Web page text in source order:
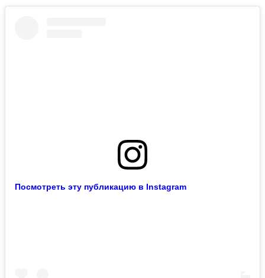
Посмотреть эту публикацию в Instagram